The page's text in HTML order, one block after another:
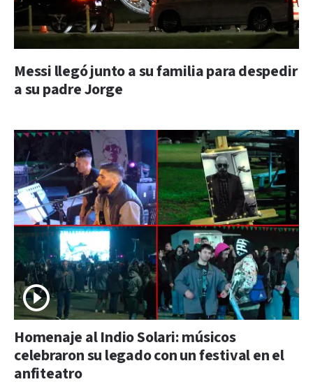
Messi llegó junto a su familia para despedir
a su padre Jorge
Homenaje al Indio Solari: músicos
celebraron su legado con un festival en el
anfiteatro